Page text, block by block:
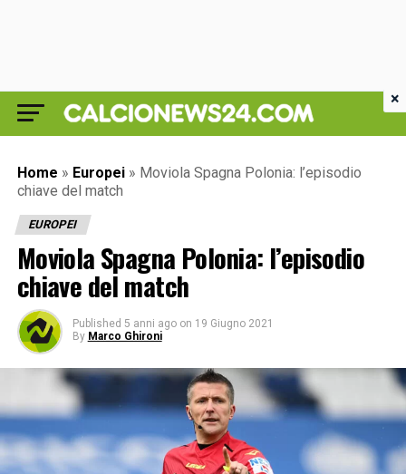
Home » Europei » Moviola Spagna Polonia: l’episodio
chiave del match
EUROPEI
Moviola Spagna Polonia: l’episodio
chiave del match
Published 5 anni ago on 19 Giugno 2021
By Marco Ghironi
×